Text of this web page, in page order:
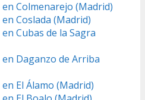
Colmenarejo (Madrid)
Coslada (Madrid)
Cubas de la Sagra
Daganzo de Arriba
El Álamo (Madrid)